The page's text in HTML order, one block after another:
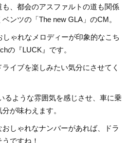
、都会のアスファルトの道も関係
ンツの「The new GLA」のCM。
ゃれなメロディーが印象的なこち
の『LUCK』です。
イブを楽しみたい気分にさせてく
るような雰囲気を感じさせ、車に乗
が味わえます。
しゃれなナンバーがあれば、ドラ
ですね！